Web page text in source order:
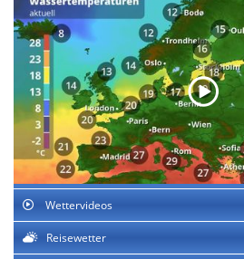
Wettervideos
Reisewetter